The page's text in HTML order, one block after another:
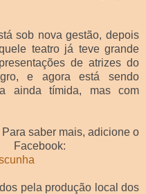
sob nova gestão, depois
teatro já teve grande
de atrizes do
e agora está sendo
ainda tímida, mas com
saber mais, adicione o
Facebook:
pela produção local dos